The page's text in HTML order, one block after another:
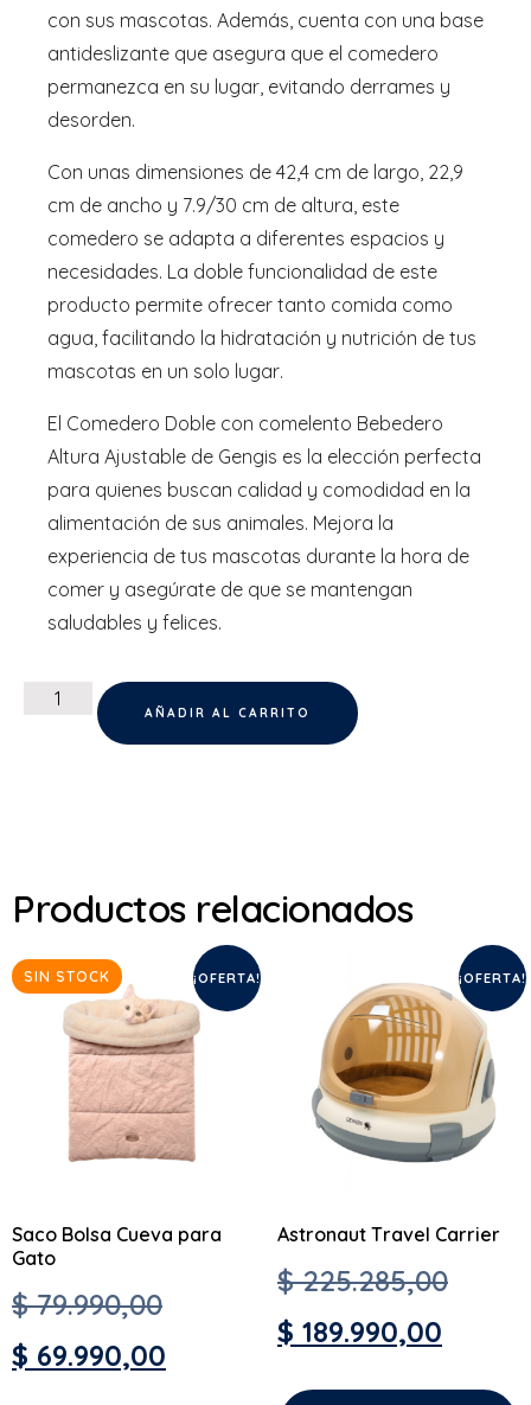
con sus mascotas. Además, cuenta con una base
antideslizante que asegura que el comedero
permanezca en su lugar, evitando derrames y
desorden.
Con unas dimensiones de 42,4 cm de largo, 22,9
cm de ancho y 7.9/30 cm de altura, este
comedero se adapta a diferentes espacios y
necesidades. La doble funcionalidad de este
producto permite ofrecer tanto comida como
agua, facilitando la hidratación y nutrición de tus
mascotas en un solo lugar.
El Comedero Doble con comelento Bebedero
Altura Ajustable de Gengis es la elección perfecta
para quienes buscan calidad y comodidad en la
alimentación de sus animales. Mejora la
experiencia de tus mascotas durante la hora de
comer y asegúrate de que se mantengan
saludables y felices.
AÑADIR AL CARRITO
Productos relacionados
¡OFERTA!
Saco Bolsa Cueva para
Gato
$79.990,00
$ 69.990,00
SIN STOCK ¡OFERTA!
Astronaut Travel Carrier
$225.285,00
$ 189.990,00